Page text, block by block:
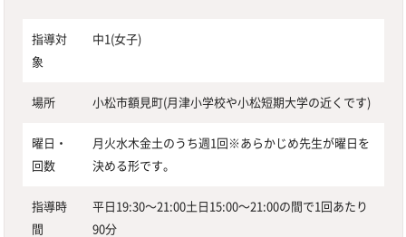
指導対
象
中1(女子)
場所 小松市額見町(月津小学校や小松短期大学の近くです)
曜日・
回数
月火水木金土のうち週1回※あらかじめ先生が曜日を
決める形です。
指導時
間
平日19:30〜21:00土日15:00〜21:00の間で1回あたり
90分